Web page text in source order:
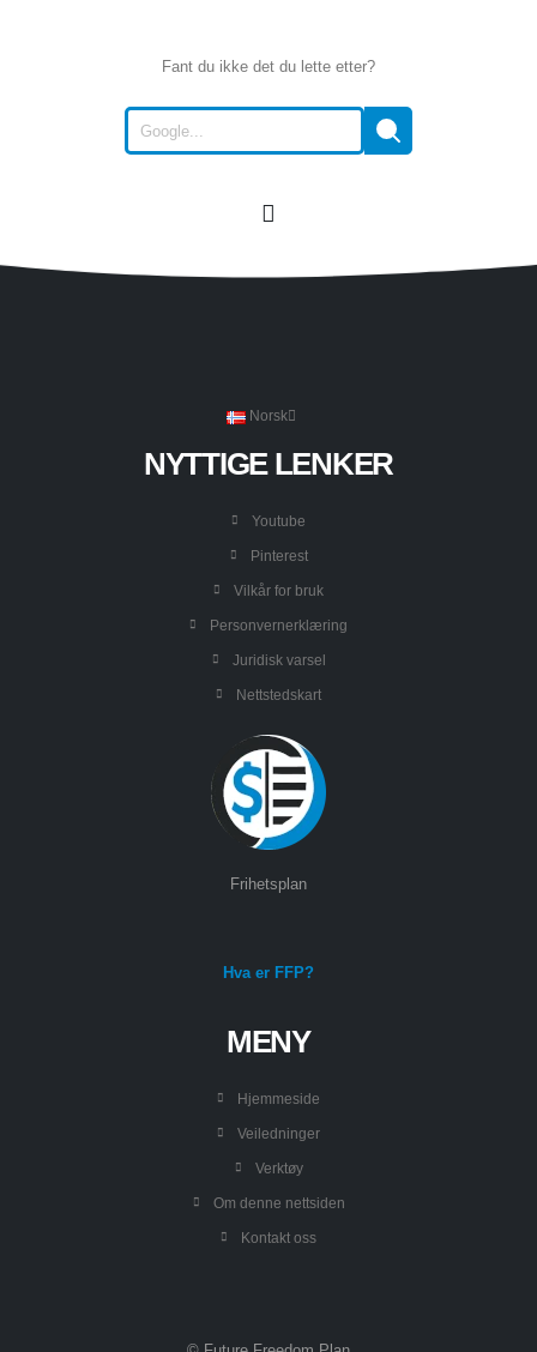
Fant du ikke det du lette etter?
Norsk
NYTTIGE LENKER
Youtube
Pinterest
Vilkår for bruk
Personvernerklæring
Juridisk varsel
Nettstedskart
Frihetsplan
Hva er FFP?
MENY
Hjemmeside
Veiledninger
Verktøy
Om denne nettsiden
Kontakt oss